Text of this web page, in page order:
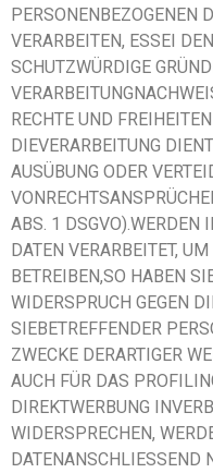
PERSONENBEZOGENEN
VERARBEITEN, ESSEI
SCHUTZWÜRDIGE
RECHTE UND
DIEVERARBEITUNG
AUSÜBUNG ODER
ABS. 1 DSGVO).WERDEN
DATEN VERARBEITET,
BETREIBEN,SO HABEN
WIDERSPRUCH GEGEN
SIEBETREFFENDER
ZWECKE DERARTIGER
AUCH FÜR DAS
DIREKTWERBUNG
WIDERSPRECHEN,
DATENANSCHLIESSEND